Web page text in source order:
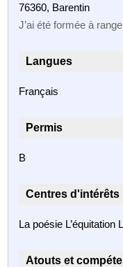
76360, Barentin
J’ai été formée à
Langues
Français
Permis
B
Centres d'intérêts
La poésie L’équitation
Atouts et